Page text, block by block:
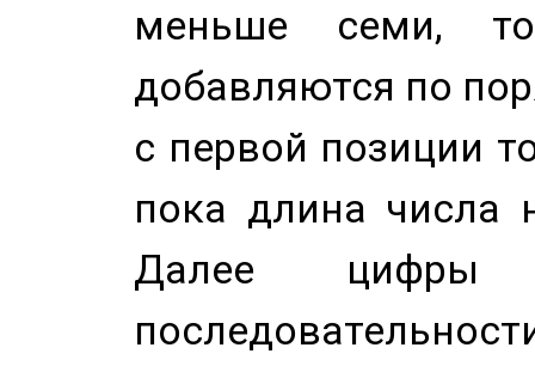
меньше семи,
добавляются по
с первой позиции
пока длина числа
Далее цифры